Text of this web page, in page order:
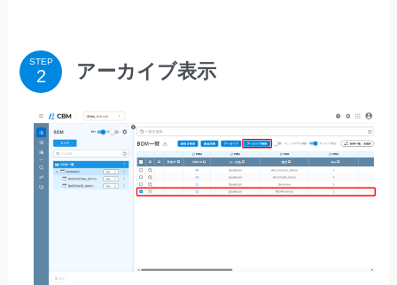
STEP アーカイブ表示